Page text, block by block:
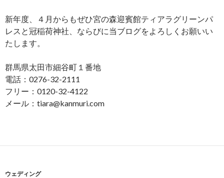
新年度、４月からもぜひ宮の森迎賓館ティアラグリーンパ
レスと冠稲荷神社、ならびに当ブログをよろしくお願いい
たします。
群馬県太田市細谷町１番地
電話：0276-32-2111
フリー：0120-32-4122
メール：tiara@kanmuri.com
ウェディング